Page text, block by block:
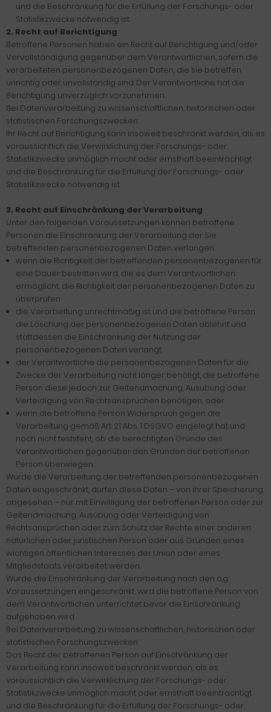
und die Beschränkung für die Erfüllung der Forschungs- oder
Statistikzwecke notwendig ist.
2. Recht auf Berichtigung
Betroffene Personen haben ein Recht auf Berichtigung und/oder
Vervollständigung gegenüber dem Verantwortlichen, sofern die
verarbeiteten personenbezogenen Daten, die sie betreffen,
unrichtig oder unvollständig sind. Der Verantwortliche hat die
Berichtigung unverzüglich vorzunehmen.
Bei Datenverarbeitung zu wissenschaftlichen, historischen oder
statistischen Forschungszwecken:
Ihr Recht auf Berichtigung kann insoweit beschränkt werden, als es
voraussichtlich die Verwirklichung der Forschungs- oder
Statistikzwecke unmöglich macht oder ernsthaft beeinträchtigt
und die Beschränkung für die Erfüllung der Forschungs- oder
Statistikzwecke notwendig ist.
3. Recht auf Einschränkung der Verarbeitung
Unter den folgenden Voraussetzungen können betroffene
Personen die Einschränkung der Verarbeitung der Sie
betreffenden personenbezogenen Daten verlangen:
wenn die Richtigkeit der betreffenden personenbezogenen für
eine Dauer bestritten wird, die es dem Verantwortlichen
ermöglicht, die Richtigkeit der personenbezogenen Daten zu
überprüfen
die Verarbeitung unrechtmäßig ist und die betroffene Person
die Löschung der personenbezogenen Daten ablehnt und
stattdessen die Einschränkung der Nutzung der
personenbezogenen Daten verlangt
der Verantwortliche die personenbezogenen Daten für die
Zwecke der Verarbeitung nicht länger benötigt, die betroffene
Person diese jedoch zur Geltendmachung, Ausübung oder
Verteidigung von Rechtsansprüchen benötigen, oder
wenn die betroffene Person Widerspruch gegen die
Verarbeitung gemäß Art. 21 Abs. 1 DSGVO eingelegt hat und
noch nicht feststeht, ob die berechtigten Gründe des
Verantwortlichen gegenüber den Gründen der betroffenen
Person überwiegen.
Wurde die Verarbeitung der betreffenden personenbezogenen
Daten eingeschränkt, dürfen diese Daten – von ihrer Speicherung
abgesehen – nur mit Einwilligung der betroffenen Person oder zur
Geltendmachung, Ausübung oder Verteidigung von
Rechtsansprüchen oder zum Schutz der Rechte einer anderen
natürlichen oder juristischen Person oder aus Gründen eines
wichtigen öffentlichen Interesses der Union oder eines
Mitgliedstaats verarbeitet werden.
Wurde die Einschränkung der Verarbeitung nach den o.g.
Voraussetzungen eingeschränkt, wird die betroffene Person von
dem Verantwortlichen unterrichtet bevor die Einschränkung
aufgehoben wird.
Bei Datenverarbeitung zu wissenschaftlichen, historischen oder
statistischen Forschungszwecken:
Das Recht der betroffenen Person auf Einschränkung der
Verarbeitung kann insoweit beschränkt werden, als es
voraussichtlich die Verwirklichung der Forschungs- oder
Statistikzwecke unmöglich macht oder ernsthaft beeinträchtigt
und die Beschränkung für die Erfüllung der Forschungs- oder